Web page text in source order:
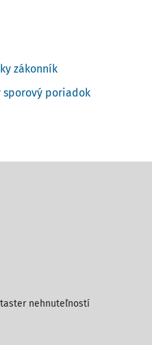
zákonník
sporový poriadok
nehnuteľností